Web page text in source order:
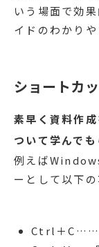
いう場面で効
イドのわかり
ショートカ
素早く資料作
ついて学んでも
例えば
ーとして以下
Ctrl＋C……